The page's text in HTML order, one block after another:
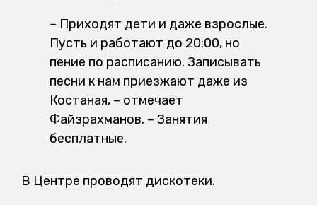
– Приходят дети и даже взрослые.
Пусть и работают до 20:00, но
пение по расписанию. Записывать
песни к нам приезжают даже из
Костаная, – отмечает
Файзрахманов. – Занятия
бесплатные.
В Центре проводят дискотеки.